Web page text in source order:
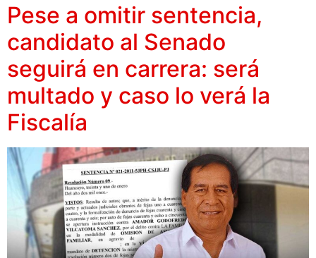
Pese a omitir sentencia,
candidato al Senado
seguirá en carrera: será
multado y caso lo verá la
Fiscalía